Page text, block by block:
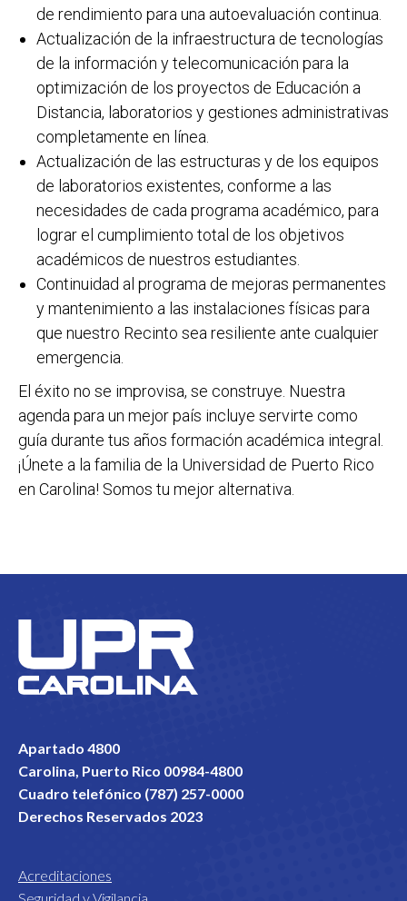
de rendimiento para una autoevaluación continua.
Actualización de la infraestructura de tecnologías
de la información y telecomunicación para la
optimización de los proyectos de Educación a
Distancia, laboratorios y gestiones administrativas
completamente en línea.
Actualización de las estructuras y de los equipos
de laboratorios existentes, conforme a las
necesidades de cada programa académico, para
lograr el cumplimiento total de los objetivos
académicos de nuestros estudiantes.
Continuidad al programa de mejoras permanentes
y mantenimiento a las instalaciones físicas para
que nuestro Recinto sea resiliente ante cualquier
emergencia.
El éxito no se improvisa, se construye. Nuestra
agenda para un mejor país incluye servirte como
guía durante tus años formación académica integral.
¡Únete a la familia de la Universidad de Puerto Rico
en Carolina! Somos tu mejor alternativa.
Apartado 4800
Carolina, Puerto Rico 00984-4800
Cuadro telefónico (787) 257-0000
Derechos Reservados 2023
Acreditaciones
Seguridad y Vigilancia